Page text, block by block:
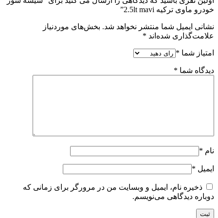
خودرو ماوی ترکیه 2.5lt mavi”
نشانی ایمیل شما منتشر نخواهد شد. بخش‌های موردنیاز
علامت‌گذاری شده‌اند *
امتیاز شما *
دیدگاه شما *
نام *
ایمیل *
ذخیره نام، ایمیل و وبسایت من در مرورگر برای زمانی که
دوباره دیدگاهی می‌نویسم.